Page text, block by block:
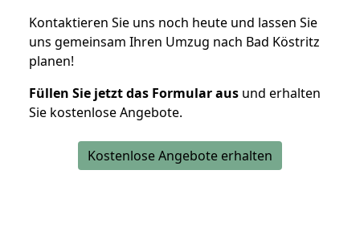
Kontaktieren Sie uns noch heute und lassen Sie
uns gemeinsam Ihren Umzug nach Bad Köstritz
planen!
Füllen Sie jetzt das Formular aus und erhalten
Sie kostenlose Angebote.
Kostenlose Angebote erhalten